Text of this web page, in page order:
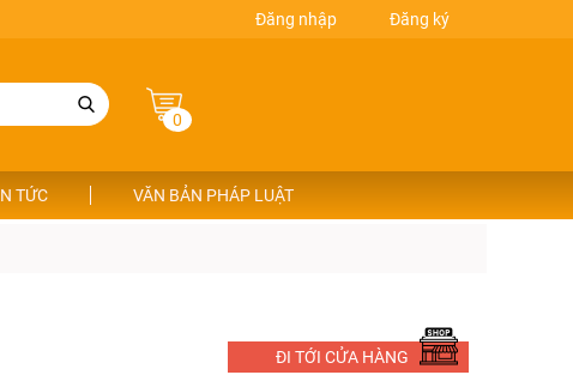
Đăng nhập Đăng ký
0
TỨC VĂN BẢN PHÁP LUẬT
ĐI TỚI CỬA HÀNG